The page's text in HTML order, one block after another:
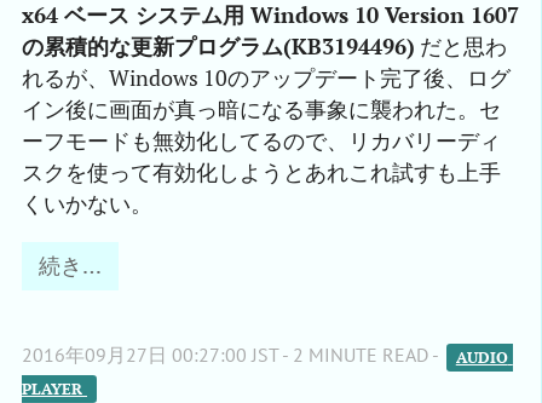
x64 ベース システム用 Windows 10 Version 1607
の累積的な更新プログラム(KB3194496) だと思わ
れるが、Windows 10のアップデート完了後、ログ
イン後に画面が真っ暗になる事象に襲われた。セ
ーフモードも無効化してるので、リカバリーディ
スクを使って有効化しようとあれこれ試すも上手
くいかない。
続き…
2016年09月27日 00:27:00 JST - 2 MINUTE READ -
AUDIO
PLAYER